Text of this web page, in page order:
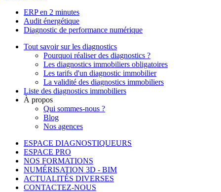
ERP en 2 minutes
Audit énergétique
Diagnostic de performance numérique
Tout savoir sur les diagnostics
Pourquoi réaliser des diagnostics ?
Les diagnostics immobiliers obligatoires
Les tarifs d'un diagnostic immobilier
La validité des diagnostics immobiliers
Liste des diagnostics immobiliers
À propos
Qui sommes-nous ?
Blog
Nos agences
ESPACE DIAGNOSTIQUEURS
ESPACE PRO
NOS FORMATIONS
NUMÉRISATION 3D - BIM
ACTUALITÉS DIVERSES
CONTACTEZ-NOUS